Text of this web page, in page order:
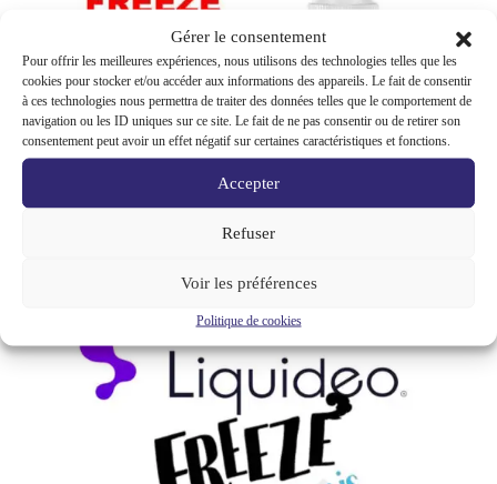
Gérer le consentement
Pour offrir les meilleures expériences, nous utilisons des technologies telles que les
cookies pour stocker et/ou accéder aux informations des appareils. Le fait de consentir
à ces technologies nous permettra de traiter des données telles que le comportement de
navigation ou les ID uniques sur ce site. Le fait de ne pas consentir ou de retirer son
consentement peut avoir un effet négatif sur certaines caractéristiques et fonctions.
Accepter
Refuser
Voir les préférences
Politique de cookies